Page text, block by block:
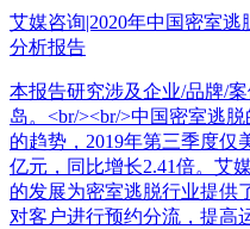
艾媒咨询|2020年中国密室
分析报告
本报告研究涉及企业/品牌/
岛。<br/><br/>中国密室逃
的趋势，2019年第三季度仅
亿元，同比增长2.41倍。艾
的发展为密室逃脱行业提供
对客户进行预约分流，提高